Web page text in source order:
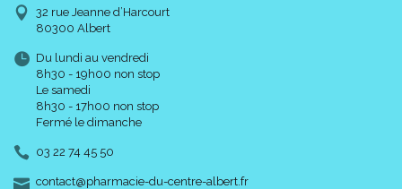
32 rue Jeanne d’Harcourt
80300 Albert
Du lundi au vendredi
8h30 - 19h00 non stop
Le samedi
8h30 - 17h00 non stop
Fermé le dimanche
03 22 74 45 50
contact-
@-
pharmacie-du-centre-albert.fr